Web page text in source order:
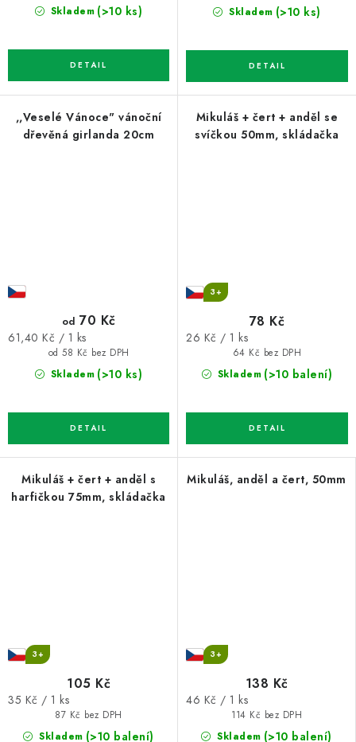
Skladem (>10 ks) Skladem (>10 ks)
,,Veselé Vánoce" vánoční
dřevěná girlanda 20cm
Skladem (>10 ks)
od 58 Kč bez DPH
od 70 Kč
Měrná
61,40 Kč / 1 ks
Mikuláš + čert + anděl se
svíčkou 50mm, skládačka
3+
Skladem (>10 balení)
64 Kč bez DPH
78 Kč
Měrná
26 Kč / 1 ks
Mikuláš + čert + anděl s
harfičkou 75mm, skládačka
3+
Skladem (>10 balení)
87 Kč bez DPH
105 Kč
Měrná
35 Kč / 1 ks
Mikuláš, anděl a čert, 50mm
3+
Skladem (>10 balení)
114 Kč bez DPH
138 Kč
Měrná
46 Kč / 1 ks